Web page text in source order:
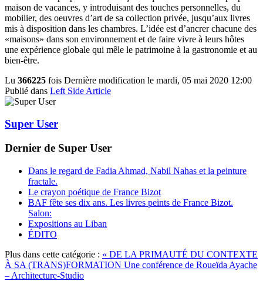
maison de vacances, y introduisant des touches personnelles, du
mobilier, des oeuvres d’art de sa collection privée, jusqu’aux livres
mis à disposition dans les chambres. L’idée est d’ancrer chacune des
«maisons» dans son environnement et de faire vivre à leurs hôtes
une expérience globale qui mêle le patrimoine à la gastronomie et au
bien-être.
Lu 366225 fois Dernière modification le mardi, 05 mai 2020 12:00
Publié dans Left Side Article
Super User
Dernier de Super User
Dans le regard de Fadia Ahmad, Nabil Nahas et la peinture
fractale.
Le crayon poétique de France Bizot
BAF fête ses dix ans. Les livres peints de France Bizot.
Salon:
Expositions au Liban
ÉDITO
Plus dans cette catégorie : « DE LA PRIMAUTÉ DU CONTEXTE
À SA (TRANS)FORMATION Une conférence de Roueïda Ayache
– Architecture-Studio